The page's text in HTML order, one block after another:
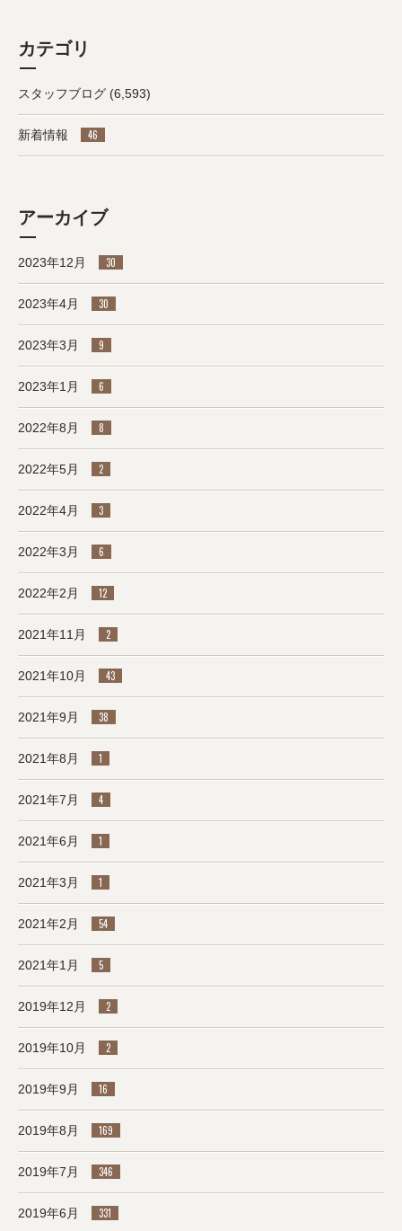
カテゴリ
スタッフブログ (6,593)
新着情報 46
アーカイブ
2023年12月 30
2023年4月 30
2023年3月 9
2023年1月 6
2022年8月 8
2022年5月 2
2022年4月 3
2022年3月 6
2022年2月 12
2021年11月 2
2021年10月 43
2021年9月 38
2021年8月 1
2021年7月 4
2021年6月 1
2021年3月 1
2021年2月 54
2021年1月 5
2019年12月 2
2019年10月 2
2019年9月 16
2019年8月 169
2019年7月 346
2019年6月 331